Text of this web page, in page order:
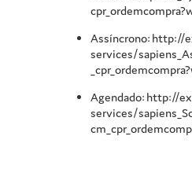
Assíncrono: http://
services/
Agendado: http://
services/